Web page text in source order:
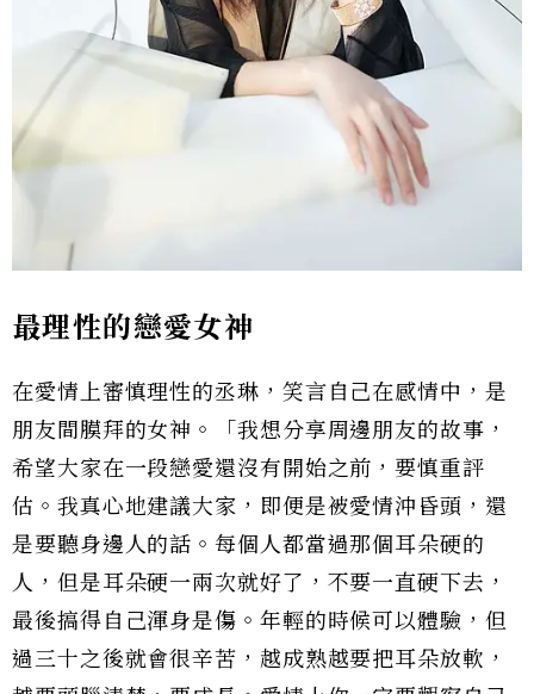
最理性的戀愛女神
在愛情上審慎理性的丞琳，笑言自己在感情中，是
朋友間膜拜的女神。「我想分享周邊朋友的故事，
希望大家在一段戀愛還沒有開始之前，要慎重評
估。我真心地建議大家，即便是被愛情沖昏頭，還
是要聽身邊人的話。每個人都當過那個耳朵硬的
人，但是耳朵硬一兩次就好了，不要一直硬下去，
最後搞得自己渾身是傷。年輕的時候可以體驗，但
過三十之後就會很辛苦，越成熟越要把耳朵放軟，